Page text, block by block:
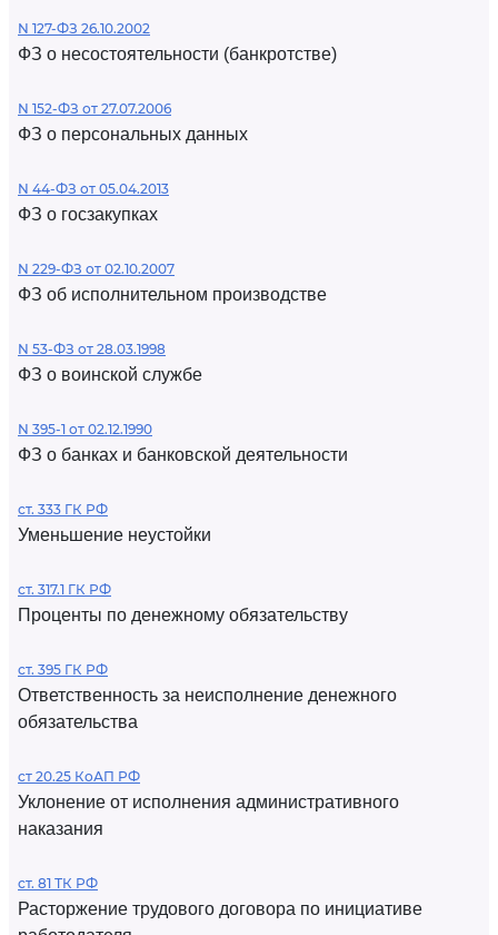
N 127-ФЗ 26.10.2002
ФЗ о несостоятельности (банкротстве)
N 152-ФЗ от 27.07.2006
ФЗ о персональных данных
N 44-ФЗ от 05.04.2013
ФЗ о госзакупках
N 229-ФЗ от 02.10.2007
ФЗ об исполнительном производстве
N 53-ФЗ от 28.03.1998
ФЗ о воинской службе
N 395-1 от 02.12.1990
ФЗ о банках и банковской деятельности
ст. 333 ГК РФ
Уменьшение неустойки
ст. 317.1 ГК РФ
Проценты по денежному обязательству
ст. 395 ГК РФ
Ответственность за неисполнение денежного
обязательства
ст 20.25 КоАП РФ
Уклонение от исполнения административного
наказания
ст. 81 ТК РФ
Расторжение трудового договора по инициативе